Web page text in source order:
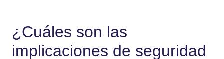
¿Cuáles son las
implicaciones de seguridad